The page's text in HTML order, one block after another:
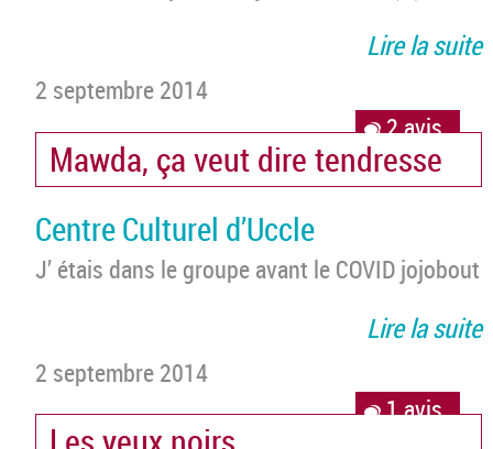
Lire la suite
2 septembre 2014
2 avis
Mawda, ça veut dire tendresse
Centre Culturel d’Uccle
J’ étais dans le groupe avant le COVID jojobout
Lire la suite
2 septembre 2014
1 avis